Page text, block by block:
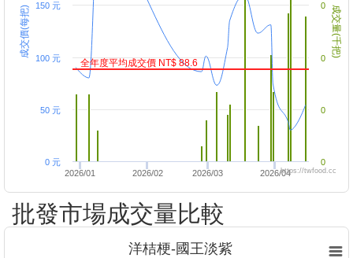
成交價(每把) 成交量(千把)
2026/01 2026/02 2026/03 2026/04
0 元
50 元
100 元
150 元
0
0
0
0
https://twfood.cc
全年度平均成交價 NT$ 88.6
批發市場成交量比較
洋桔梗-國王淡紫